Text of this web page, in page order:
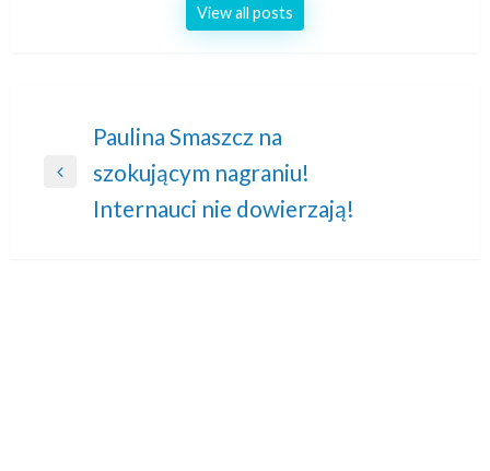
View all posts
Nawigacja
wpisu
Previous
Paulina Smaszcz na
szokującym nagraniu!
Internauci nie dowierzają!